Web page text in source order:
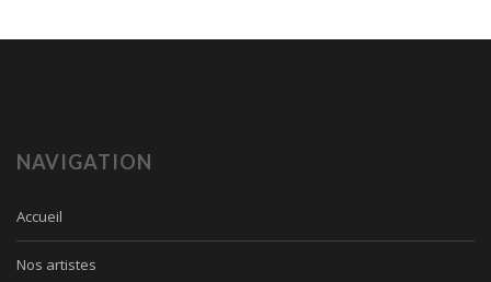
NAVIGATION
Accueil
Nos artistes